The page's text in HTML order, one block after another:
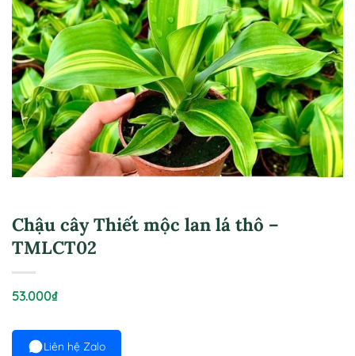
Chậu cây Thiết mộc lan lá thô –
TMLCT02
53.000₫
Liên hệ Zalo